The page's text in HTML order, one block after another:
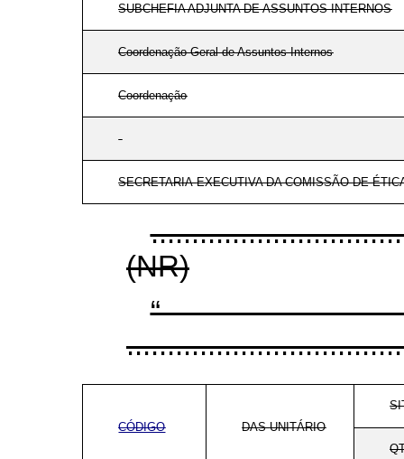
SUBCHEFIA ADJUNTA DE ASSUNTOS INTERNOS
Coordenação-Geral de Assuntos Internos
Coordenação
SECRETARIA-EXECUTIVA DA COMISSÃO DE
(NR)
CÓDIGO DAS-UNITÁRIO